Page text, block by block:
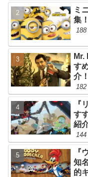
ミ
集
Mr.
す
介
『
す
紹
『
知
的